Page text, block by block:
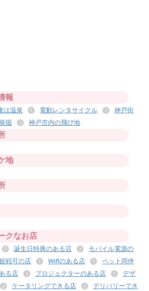
報
は温泉 電動レンタサイクル
神戸街
掘 神戸市内の飛び地
地
クなお店
誕生日特典のある店
モバイル電源の
戦可の店 Wifiのある店
ペット同伴
る店 プロジェクターのある店
デザ
ケータリングできる店
デリバリーでき